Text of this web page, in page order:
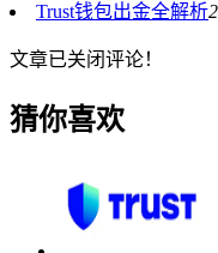
Trust钱包出金全解析
文章已关闭评论！
猜你喜欢